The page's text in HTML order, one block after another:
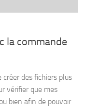
la commande
créer des fichiers plus
vérifier que mes
bien afin de pouvoir